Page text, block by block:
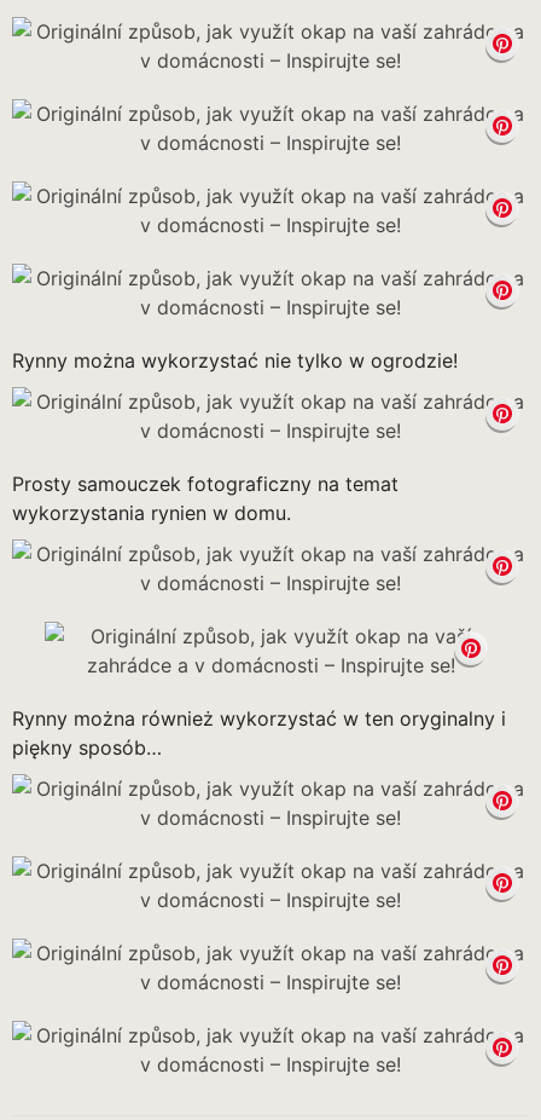
Rynny można wykorzystać nie tylko w ogrodzie!
Prosty samouczek fotograficzny na temat
wykorzystania rynien w domu.
Rynny można również wykorzystać w ten oryginalny i
piękny sposób…